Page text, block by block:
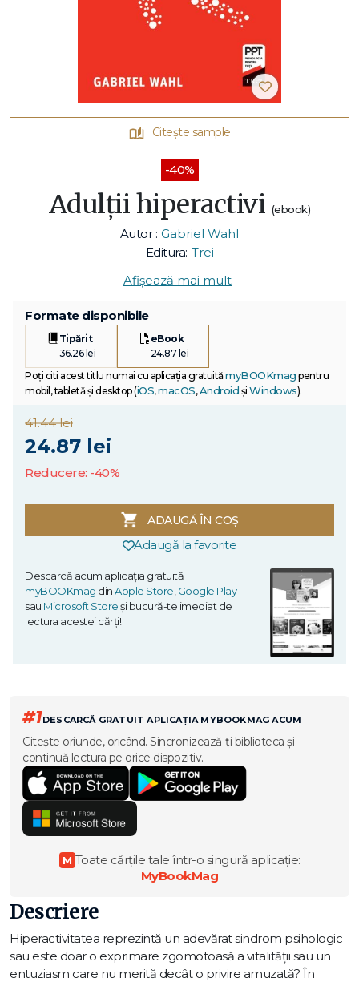
Citește sample
-40%
Adulții hiperactivi (ebook)
Autor : Gabriel Wahl
Editura: Trei
Afișează mai mult
Formate disponibile
Tipărit
36.26 lei
eBook
24.87 lei
Poți citi acest titlu numai cu aplicația gratuitămyBOOKmag pentru
mobil, tabletă și desktop (iOS,macOS,Android și Windows).
41.44 lei
24.87 lei
Reducere: -40%
ADAUGĂ ÎN COȘ
Adaugă la favorite
Descarcă acum aplicația gratuită
myBOOKmag dinApple Store,Google Play
sau Microsoft Storeși bucură-te imediat de
lectura acestei cărți!
#1DESCARCĂ GRATUIT APLICAȚIA MYBOOKMAG ACUM
Citește oriunde, oricând. Sincronizează-ți biblioteca și
continuă lectura pe orice dispozitiv.
M Toate cărțile tale într-o singură aplicație:
MyBookMag
Descriere
Hiperactivitatea reprezintă un adevărat sindrom psihologic
sau este doar o exprimare zgomotoasă a vitalității sau un
entuziasm care nu merită decât o privire amuzată? În